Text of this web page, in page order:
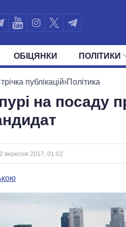
ОБIЦЯНКИ ПОЛIТИКИ
УСІ ПОЛІТИКИ ПРЕЗИДЕНТ І ОФІС
публікацій›Політика
на посаду
вересня 2017, 01:02